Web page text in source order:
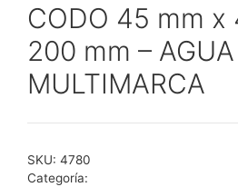
CODO 45 mm x
200 mm – AGUA
MULTIMARCA
SKU: 4780
Categoría: